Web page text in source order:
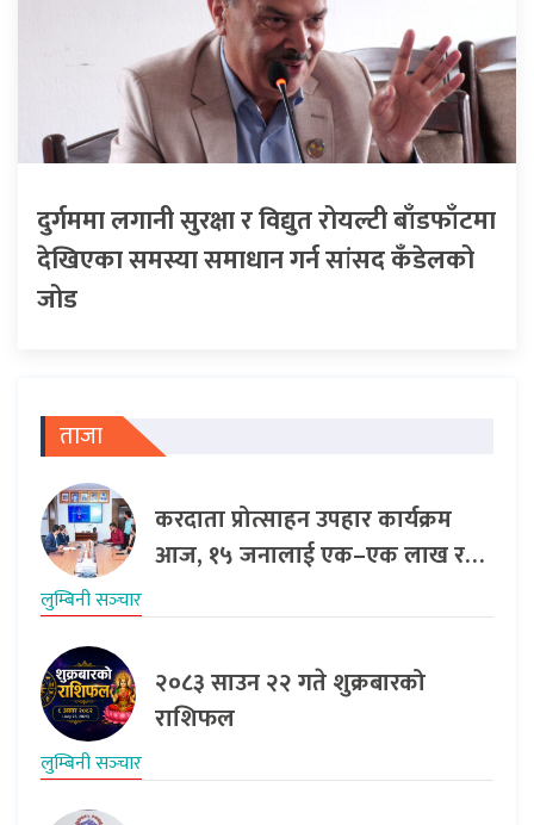
दुर्गममा लगानी सुरक्षा र विद्युत रोयल्टी बाँडफाँटमा
देखिएका समस्या समाधान गर्न सांसद कँडेलको
जोड
ताजा
करदाता प्रोत्साहन उपहार कार्यक्रम
आज, १५ जनालाई एक–एक लाख र…
लुम्बिनी सञ्‍चार
२०८३ साउन २२ गते शुक्रबारको
राशिफल
लुम्बिनी सञ्‍चार